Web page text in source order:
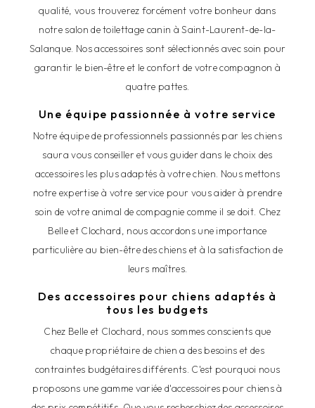
qualité, vous trouverez forcément votre bonheur dans
notre salon de toilettage canin à Saint-Laurent-de-la-
Salanque. Nos accessoires sont sélectionnés avec soin pour
garantir le bien-être et le confort de votre compagnon à
quatre pattes.
Une équipe passionnée à votre service
Notre équipe de professionnels passionnés par les chiens
saura vous conseiller et vous guider dans le choix des
accessoires les plus adaptés à votre chien. Nous mettons
notre expertise à votre service pour vous aider à prendre
soin de votre animal de compagnie comme il se doit. Chez
Belle et Clochard, nous accordons une importance
particulière au bien-être des chiens et à la satisfaction de
leurs maîtres.
Des accessoires pour chiens adaptés à
tous les budgets
Chez Belle et Clochard, nous sommes conscients que
chaque propriétaire de chien a des besoins et des
contraintes budgétaires différents. C'est pourquoi nous
proposons une gamme variée d'accessoires pour chiens à